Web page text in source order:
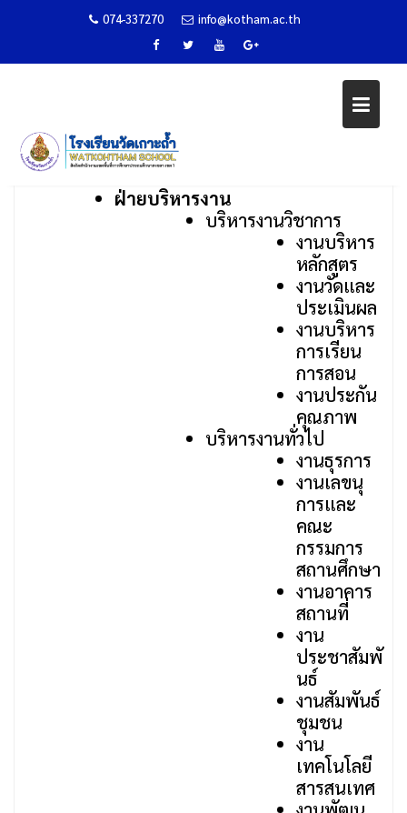
074-337270 info@kotham.ac.th
Home ข้อมูลบริการประชาชน
ฝ่ายบริหารงาน
บริหารงานวิชาการ
งานบริหาร
หลักสูตร
งานวัดและ
ประเมินผล
งานบริหาร
การเรียน
การสอน
งานประกัน
คุณภาพ
บริหารงานทั่วไป
งานธุรการ
งานเลขนุ
การและ
คณะ
กรรมการ
สถานศึกษา
งานอาคาร
สถานที่
งาน
ประชาสัมพั
นธ์
งานสัมพันธ์
ชุมชน
งาน
เทคโนโลยี
สารสนเทศ